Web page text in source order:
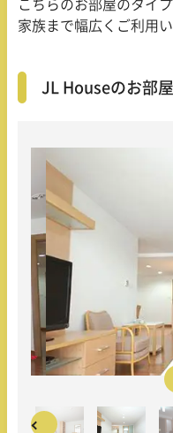
こちらのお部屋のタイ
家族まで幅広くご利用い
JL Houseのお部屋